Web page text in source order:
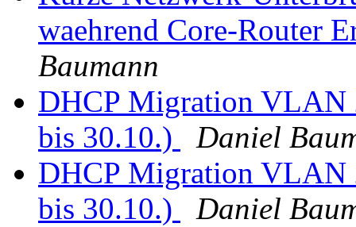
waehrend Core-Router
Baumann
DHCP Migration VLAN
bis 30.10.)
Daniel
DHCP Migration VLAN
bis 30.10.)
Daniel